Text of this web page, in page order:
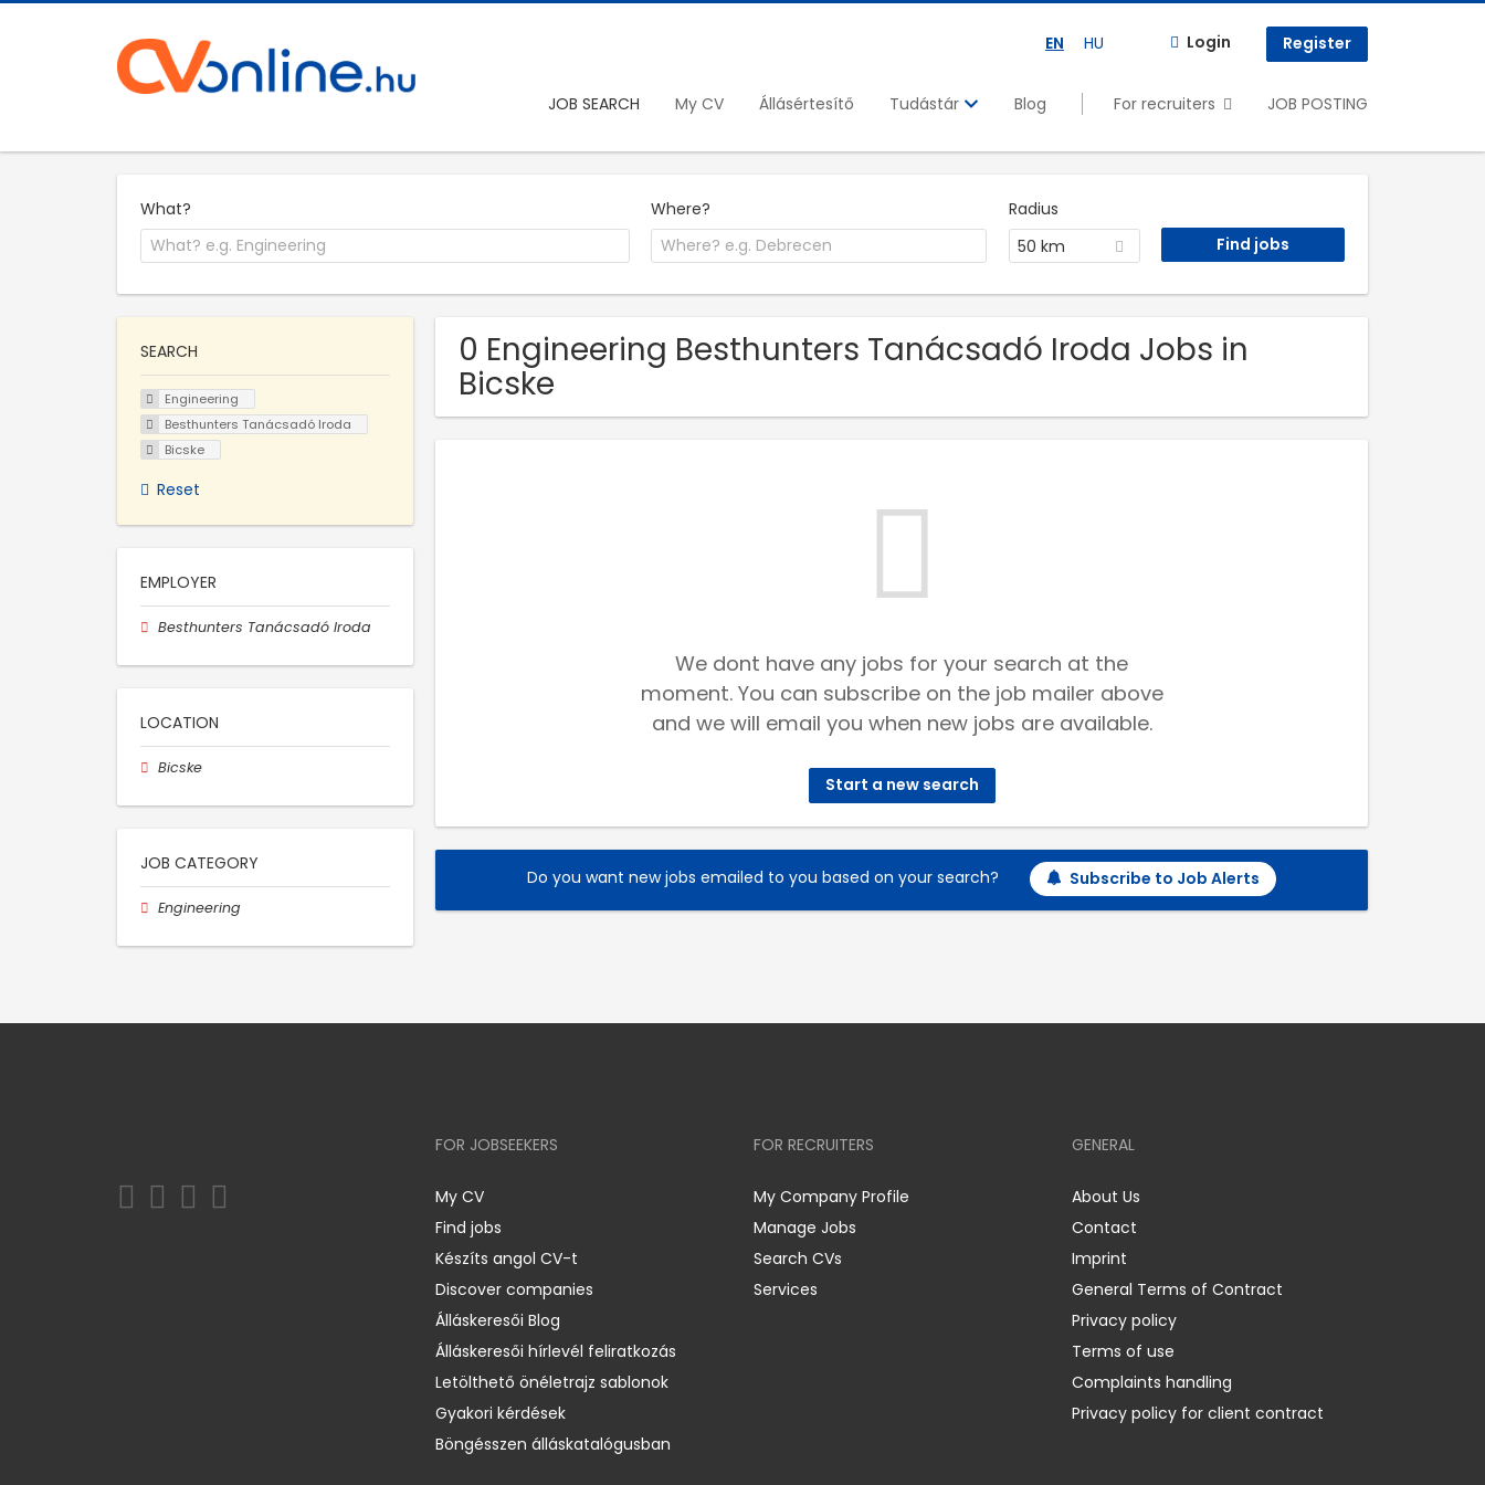
EN HU Login Register
JOB SEARCH My CV Állásértesítő Tudástár Blog For recruiters JOB POSTING
What? Where?
Radius
50 km
0 Engineering Besthunters Tanácsadó Iroda Jobs in
Bicske
We dont have any jobs for your search at the
moment. You can subscribe on the job mailer above
and we will email you when new jobs are available.
Start a new search
Do you want new jobs emailed to you based on your search? Subscribe to Job Alerts
SEARCH
Engineering
Besthunters Tanácsadó Iroda
Bicske
Reset
EMPLOYER
Besthunters Tanácsadó Iroda
LOCATION
Bicske
JOB CATEGORY
Engineering
FOR JOBSEEKERS
My CV
Find jobs
Készíts angol CV-t
Discover companies
Álláskeresői Blog
Álláskeresői hírlevél feliratkozás
Letölthető önéletrajz sablonok
Gyakori kérdések
Böngésszen álláskatalógusban
FOR RECRUITERS
My Company Profile
Manage Jobs
Search CVs
Services
GENERAL
About Us
Contact
Imprint
General Terms of Contract
Privacy policy
Terms of use
Complaints handling
Privacy policy for client contract